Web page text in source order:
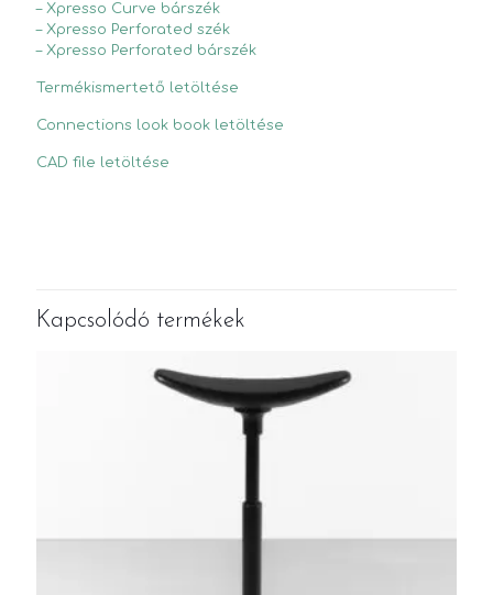
– Xpresso Curve bárszék
– Xpresso Perforated szék
– Xpresso Perforated bárszék
Termékismertető letöltése
Connections look book letöltése
CAD file letöltése
Kapcsolódó termékek